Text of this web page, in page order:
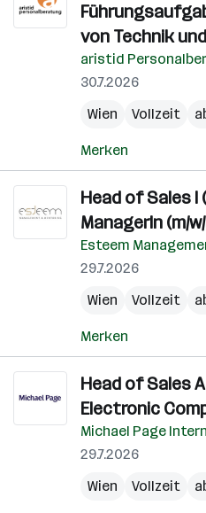
von Technik
aristid
30.7.2026
Wien
Vollzeit
Merken
Head of Sales I
ManagerIn (m/
Esteem
29.7.2026
Wien
Vollzeit
Merken
Head of Sales
Electronic
Michael Page
29.7.2026
Wien
Vollzeit